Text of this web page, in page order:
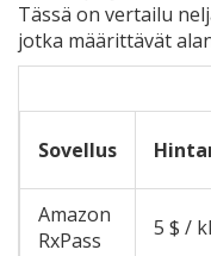
Tässä on vertailu
jotka määrittävät
Sovellus
Amazon
RxPass
5 $ /